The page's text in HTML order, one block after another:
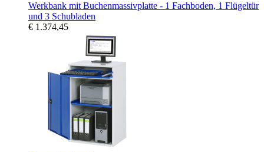
Werkbank mit Buchenmassivplatte - 1 Fachboden, 1 Flügeltür
und 3 Schubladen
€ 1.374,45